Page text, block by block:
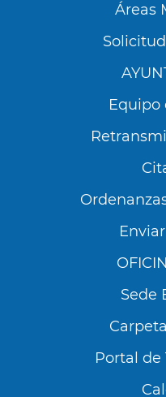
Utilizamos cookies
analizar nuestros
publicidad
base a un perfil
Áreas
Equipo
Sede
Portal de